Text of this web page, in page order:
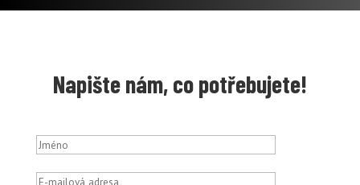
Napište nám, co potřebujete!